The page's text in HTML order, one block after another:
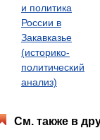
и политика
России в
Закавказье
(историко-
политический
анализ)
См. также в